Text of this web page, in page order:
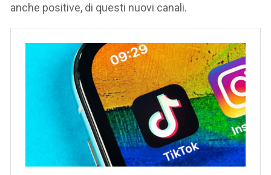
anche positive, di questi nuovi canali.